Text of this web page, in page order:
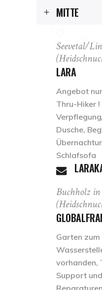
MITTE
Seevetal/
LARA
Angebot
Thru-Hiker
Dusche,
Schlafsofa
Buchholz in
Garten zum
vorhanden,
Support